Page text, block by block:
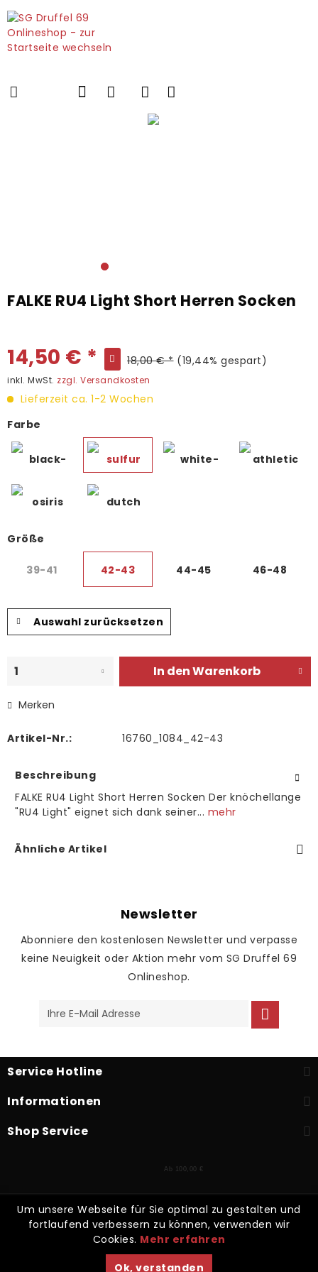
FALKE RU4 Light Short Herren Socken
14,50 € * 18,00 € * (19,44% gespart)
inkl. MwSt. zzgl. Versandkosten
Lieferzeit ca. 1-2 Wochen
Farbe
Größe
39-41 42-43 44-45 46-48
Auswahl zurücksetzen
In denWarenkorb
Merken
Artikel-Nr.: 16760_1084_42-43
Beschreibung
FALKE RU4 Light Short Herren Socken Der knöchellange
"RU4 Light" eignet sich dank seiner... mehr
Ähnliche Artikel
Newsletter
Abonniere den kostenlosen Newsletter und verpasse
keine Neuigkeit oder Aktion mehr vom SG Druffel 69
Onlineshop.
Service Hotline
Informationen
Shop Service
Ab 100,00 €
* Alle Preise inkl. gesetzl. Mehrwertsteuer zzgl. Versandkosten
ggf. Nachnahmegebühren, wenn nicht anders beschrieben
Um unsere Webseite für Sie optimal zu gestalten und
fortlaufend verbessern zu können, verwenden wir
Cookies. Mehr erfahren
Ok, verstanden